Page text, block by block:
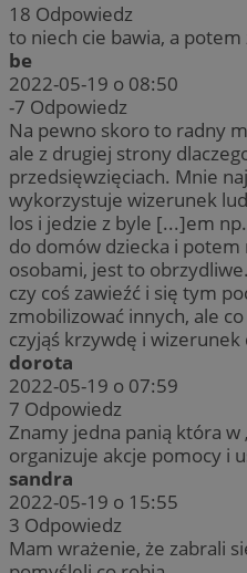
18 Odpowiedz
to niech cie bawia, a
be
2022-05-19 o 08:50
-7 Odpowiedz
Na pewno skoro to radny
ale z drugiej strony
przedsięwzięciach. Mnie
wykorzystuje wizerunek
los i jedzie z byle [...]em
do domów dziecka i
osobami, jest to
czy coś zawieźć i się tym
zmobilizować innych, ale
czyjąś krzywdę i
dorota
2022-05-19 o 07:59
7 Odpowiedz
Znamy jedna panią która w
organizuje akcje pomocy i
sandra
2022-05-19 o 15:55
3 Odpowiedz
Mam wrażenie, że zabrali